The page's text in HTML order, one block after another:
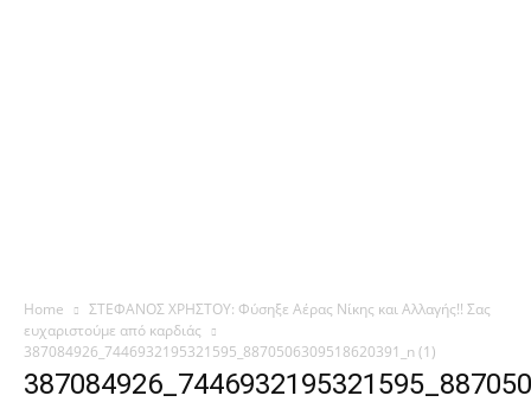
Home
ΣΤΕΦΑΝΟΣ ΧΡΗΣΤΟΥ: Φύσηξε Αέρας Νίκης και Αλλαγής!! Σας
ευχαριστούμε από καρδιάς
387084926_7446932195321595_8870506309518620391_n (1)